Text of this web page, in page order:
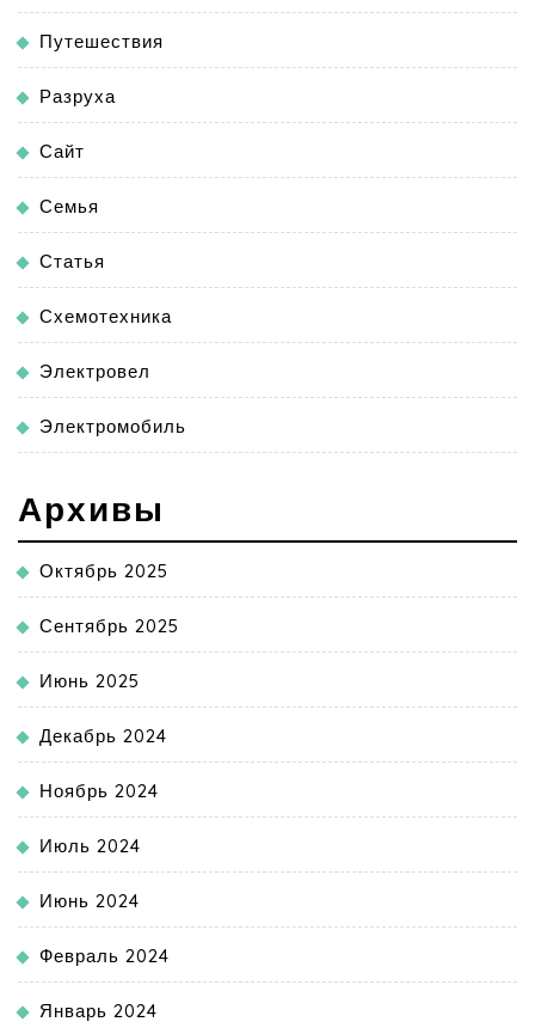
Путешествия
Разруха
Сайт
Семья
Статья
Схемотехника
Электровел
Электромобиль
Архивы
Октябрь 2025
Сентябрь 2025
Июнь 2025
Декабрь 2024
Ноябрь 2024
Июль 2024
Июнь 2024
Февраль 2024
Январь 2024